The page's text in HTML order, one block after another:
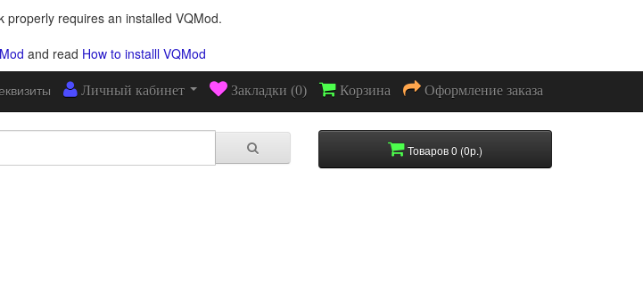
properly requires an installed VQMod.
and read How to installl VQMod
Личный кабинет Закладки (0) Корзина Оформление заказа
Товаров 0 (0р.)